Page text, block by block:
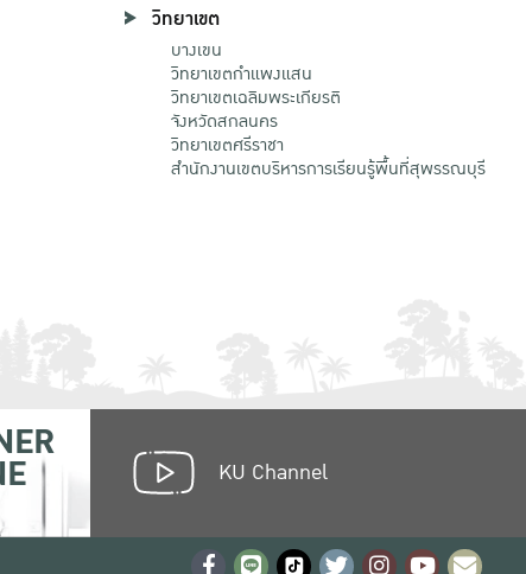
วิทยาเขต
บางเขน
วิทยาเขตกําแพงแสน
วิทยาเขตเฉลิมพระเกียรติ
จังหวัดสกลนคร
วิทยาเขตศรีราชา
สำนักงานเขตบริหารการเรียนรู้พื้นที่สุพรรณบุรี
KU Channel